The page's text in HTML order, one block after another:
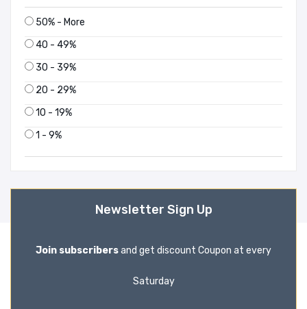
50% - More
40 - 49%
30 - 39%
20 - 29%
10 - 19%
1 - 9%
Newsletter Sign Up
Join subscribersand get discount Coupon at every
Saturday